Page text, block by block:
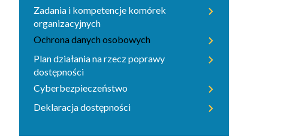
Zadania i kompetencje komórek
organizacyjnych
Ochrona danych osobowych
Plan działania na rzecz poprawy
dostępności
Cyberbezpieczeństwo
Deklaracja dostępności